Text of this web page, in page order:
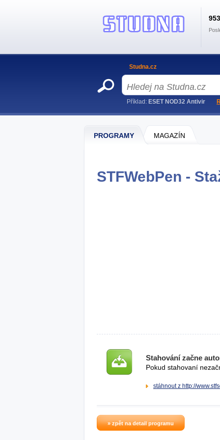
PROGRAMY MAGAZÍN
STFWebPen -
Stahování začne
Pokud stahovaní
stáhnout z http://
» zpět na detail programu
Studna.cz
Příklad: ESET NOD32 Antivir